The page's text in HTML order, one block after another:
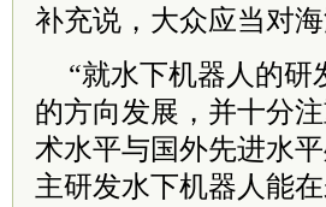
补充说，大众应当对
“就水下机器人的
的方向发展，并十分
术水平与国外先进水
主研发水下机器人能